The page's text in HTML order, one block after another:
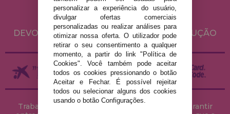
POLÍTICA DE COOKIES
ENVIO E DEVOLUÇÕES
DEVOLUÇÕES / DIREITO DE LIVRE RESOLUÇÃO
Trabalhamos com stocks permanentes para garantir
personalizar a experiência do usuário,
divulgar ofertas comerciais
personalizadas ou realizar análises para
otimizar nossa oferta. O utilizador pode
retirar o seu consentimento a qualquer
momento, a partir do link "Política de
Cookies". Você também pode aceitar
todos os cookies pressionando o botão
Aceitar e Fechar. É possível rejeitar
todos ou selecionar alguns dos cookies
usando o botão Configurações.